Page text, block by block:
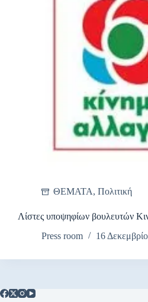
ΘΕΜΑΤΑ, Πολιτική
Λίστες υποψηφίων βουλευτών
Press room
16